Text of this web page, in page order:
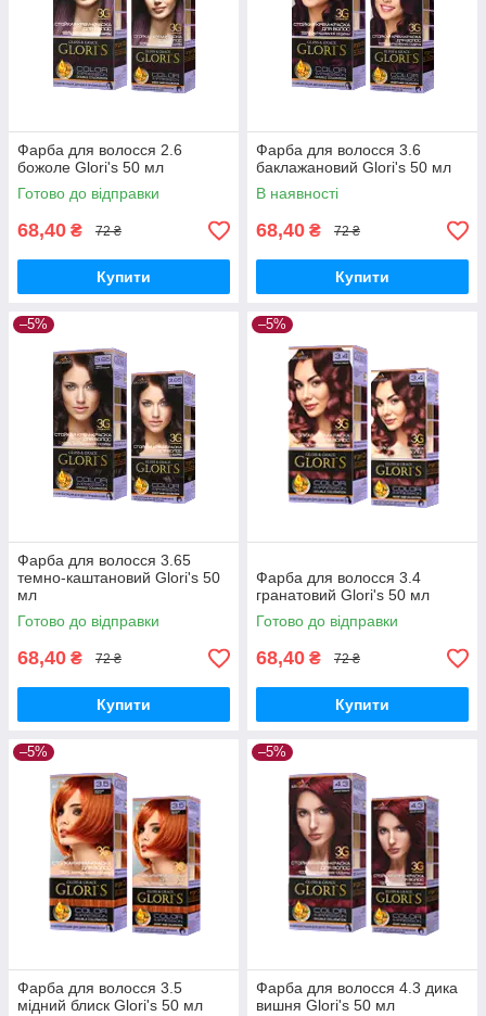
Фарба для волосся 2.6
божоле Glori's 50 мл
Готово до відправки
68,40 ₴ 72 ₴
Купити
Фарба для волосся 3.6
баклажановий Glori's 50 мл
В наявності
68,40 ₴ 72 ₴
Купити
–5%
Фарба для волосся 3.65
темно-каштановий Glori's 50
мл
Готово до відправки
68,40 ₴ 72 ₴
Купити
–5%
Фарба для волосся 3.4
гранатовий Glori's 50 мл
Готово до відправки
68,40 ₴ 72 ₴
Купити
–5%
Фарба для волосся 3.5
мідний блиск Glori's 50 мл
–5%
Фарба для волосся 4.3 дика
вишня Glori's 50 мл